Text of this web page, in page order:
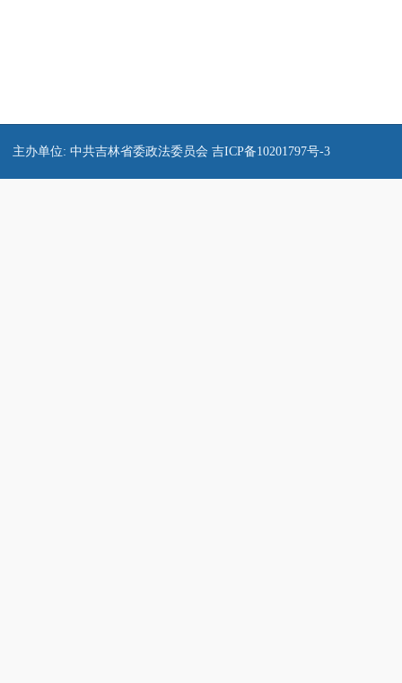
主办单位: 中共吉林省委政法委员会 吉ICP备10201797号-3